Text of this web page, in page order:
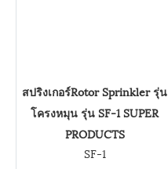
สปริงเกอร์Rotor Sprinkler รุ่น
โครงหมุน รุ่น SF-1 SUPER
PRODUCTS
SF-1